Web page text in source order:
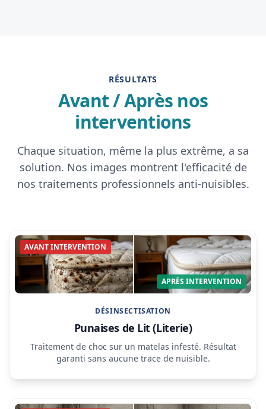
RÉSULTATS
Avant / Après nos
interventions
Chaque situation, même la plus extrême, a sa
solution. Nos images montrent l'efficacité de
nos traitements professionnels anti-nuisibles.
AVANT INTERVENTION
APRÈS INTERVENTION
DÉSINSECTISATION
Punaises de Lit (Literie)
Traitement de choc sur un matelas infesté. Résultat
garanti sans aucune trace de nuisible.